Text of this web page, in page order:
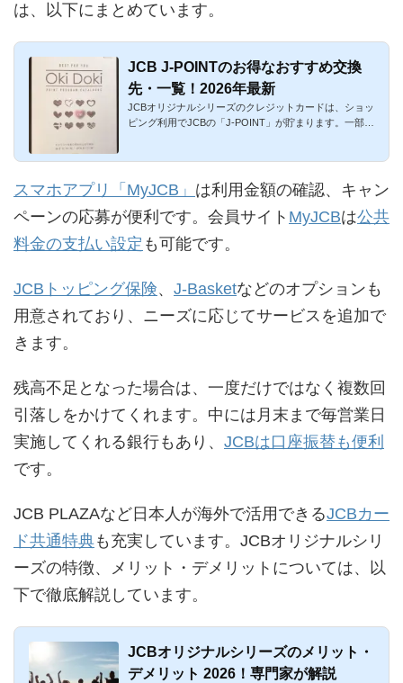
は、以下にまとめています。
JCB J-POINTのお得なおすすめ交換
先・一覧！2026年最新
JCBオリジナルシリーズのクレジットカードは、ショッ
ピング利用でJCBの「J-POINT」が貯まります。一部のJ
スマホアプリ「MyJCB」 は利用金額の確認、キャン
ペーンの応募が便利です。会員サイト MyJCBは公共
料金の支払い設定 も可能です。
JCBトッピング保険、 J-Basketなどのオプションも
用意されており、ニーズに応じてサービスを追加で
きます。
残高不足となった場合は、一度だけではなく複数回
引落しをかけてくれます。中には月末まで毎営業日
実施してくれる銀行もあり、 JCBは口座振替も便利
です。
JCB PLAZAなど日本人が海外で活用できるJCBカー
ド共通特典も充実しています。JCBオリジナルシリ
ーズの特徴、メリット・デメリットについては、以
下で徹底解説しています。
JCBオリジナルシリーズのメリット・
デメリット 2026！専門家が解説